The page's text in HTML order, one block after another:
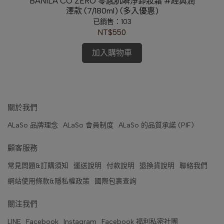
澤款 (7/180ml) (多入優惠)
已銷售：103
NT$550
加入購物車
關於我們
ALaSo 品牌理念 ALaSo 會員制度 ALaSo 的品質承諾 (PIF)
顧客服務
常見問題&訂購須知 運送說明 付款說明 退換貨說明
聯絡我們
網站使用條款&隱私權政策
國際包裹查詢
關注我們
LINE Facebook Instagram Facebook 福利私密社團